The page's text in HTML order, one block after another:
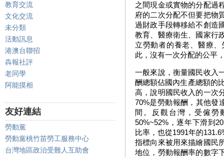
教育交流
文化交流
未分類
活動訊息
港澳台聯招
犇報社評
老同學
阿能摸相
友好連結
勞動黨
勞動黨桃竹苗勞工服務中心
台灣地區政治受難人互助會
之間現金或實物的分配過
府的二次分配不但要把物
過財政手段轉移給不創造
教育、醫療衛生、國家行
立勞動者的養老、醫療
此，沒有一次分配的公平
一般來說，衡量國民收入
酬總額佔國內生產總額的
高，說明國民收入的一次
70%是勞動報酬，其他發
間。反觀台灣，受僱勞
50%~52%，逐年下滑到
比率，也從1991年的
指標向來被用來描繪國民
地位，勞動報酬率的數字